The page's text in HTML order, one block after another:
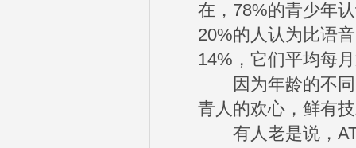
在，78%的青少年
20%的人认为比语
14%，它们平均每
因为年龄的不同
青人的欢心，鲜有
有人老是说，